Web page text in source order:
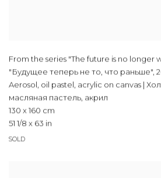
From the series "The future is no longer
"Будущее теперь не то, что раньше",
Aerosol, oil pastel, acrylic on canvas |
масляная пастель, акрил
130 x 160 cm
51 1/8 x 63 in
SOLD